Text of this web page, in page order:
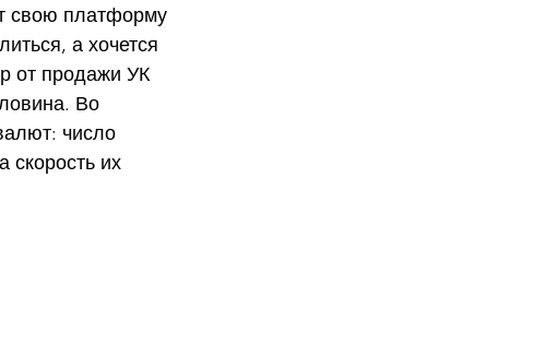
свою платформу
а хочется
от продажи УК
Во
число
скорость их